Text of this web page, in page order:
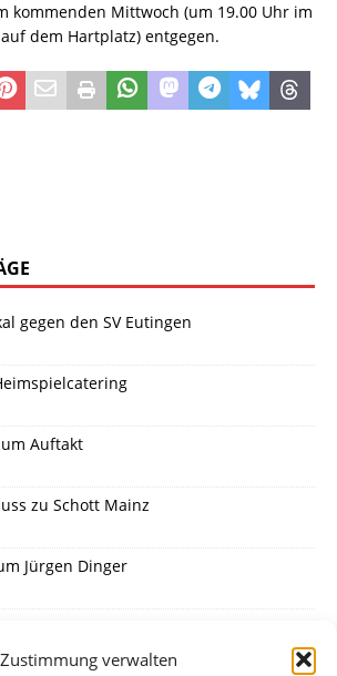
Zustimmung verwalten
kommenden Mittwoch (um 19.00 Uhr im
dem Hartplatz) entgegen.
gegen den SV Eutingen
Auftakt
zu Schott Mainz
Jürgen Dinger